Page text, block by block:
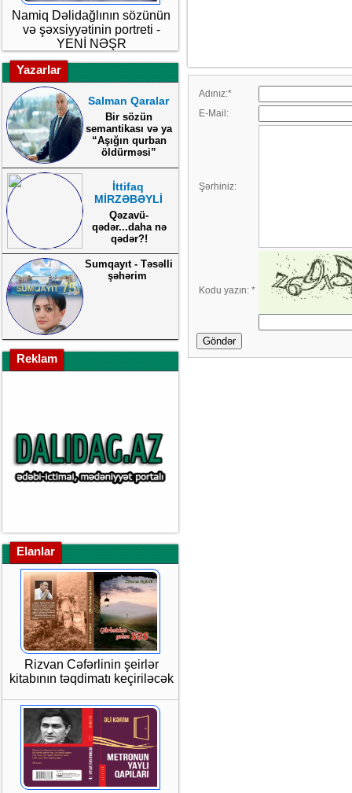
Namiq Dəlidağlının sözünün
və şəxsiyyətinin portreti -
YENİ NƏŞR
Yazarlar
Salman Qaralar
Bir sözün
semantikası və ya
“Aşığın qurban
öldürməsi”
İttifaq
MİRZƏBƏYLİ
Qəzavü-
qədər...daha nə
qədər?!
Sumqayıt - Təsəlli
şəhərim
Reklam
Elanlar
Rizvan Cəfərlinin şeirlər
kitabının təqdimatı keçiriləcək
Adınız:*
E-Mail:
Şərhiniz:
Kodu yazın: *
Göndər